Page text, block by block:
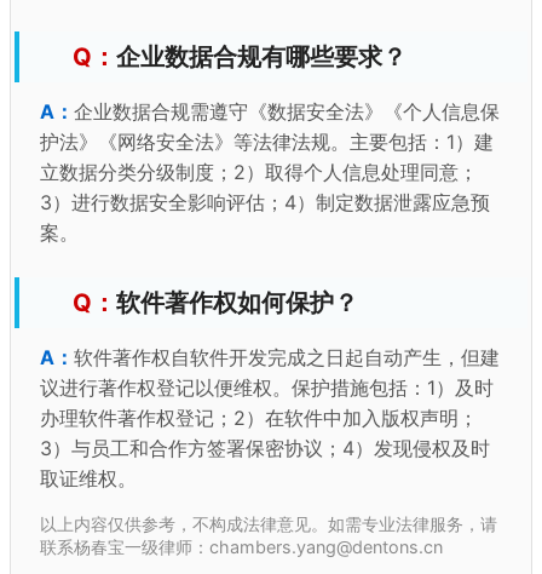
企业数据合规有哪些要求？
企业数据合规需遵守《数据安全法》《个人信息保
护法》《网络安全法》等法律法规。主要包括：1）建
立数据分类分级制度；2）取得个人信息处理同意；
3）进行数据安全影响评估；4）制定数据泄露应急预
案。
软件著作权如何保护？
软件著作权自软件开发完成之日起自动产生，但建
议进行著作权登记以便维权。保护措施包括：1）及时
办理软件著作权登记；2）在软件中加入版权声明；
3）与员工和合作方签署保密协议；4）发现侵权及时
取证维权。
以上内容仅供参考，不构成法律意见。如需专业法律服务，请
联系杨春宝一级律师：chambers.yang@dentons.cn